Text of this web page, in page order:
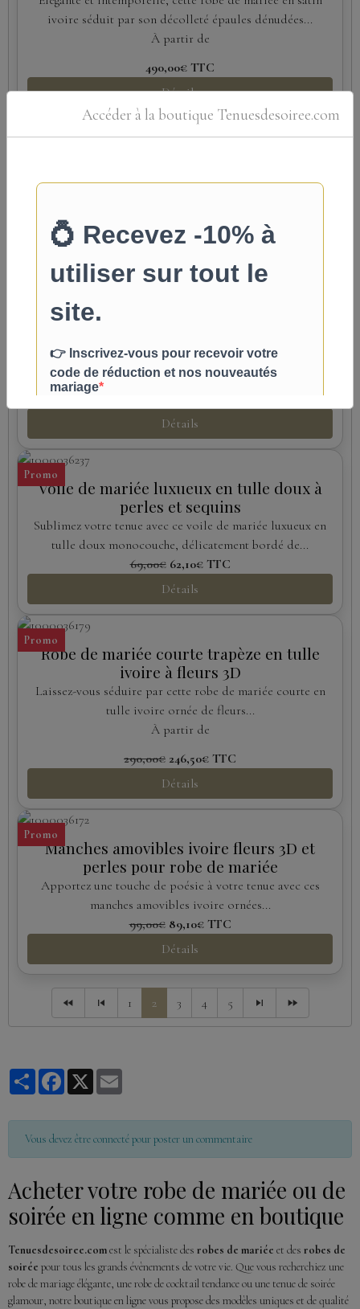
ivoire séduit par son décolleté épaules dénudées...
À partir de
490,00€ TTC
Détails
69,00€ TTC
Promo
Voile de mariée court noir en dentelle
Affirmez votre style avec ce voile de mariée noir gothique
en tulle léger sublimé par une bordure en...
Détails
Promo
Voile de mariée luxueux en tulle doux à
perles et sequins
Sublimez votre tenue avec ce voile de mariée luxueux en
tulle doux monocouche, délicatement bordé de...
69,00€ 62,10€ TTC
Détails
Promo
Robe de mariée courte trapèze en tulle
ivoire à fleurs 3D
Laissez-vous séduire par cette robe de mariée courte en
tulle ivoire ornée de fleurs...
À partir de
290,00€ 246,50€ TTC
Détails
Promo
Manches amovibles ivoire fleurs 3D et
perles pour robe de mariée
Apportez une touche de poésie à votre tenue avec ces
manches amovibles ivoire ornées...
99,00€ 89,10€ TTC
Détails
1 2 3 4 5
PartagerFacebook
X
Vous devez être connecté pour poster un commentaire
Acheter votre robe de mariée ou de
soirée en ligne comme en boutique
Tenuesdesoiree.comest le spécialiste des robes de mariée et des robes de
soirée pour tous les grands évènements de votre vie. Que vous recherchiez une
robe de mariage élégante, une robe de cocktail tendance ou une tenue de soirée
glamour, notre boutique en ligne vous propose des modèles uniques et de qualité
Accéder à la boutique Tenuesdesoiree.com